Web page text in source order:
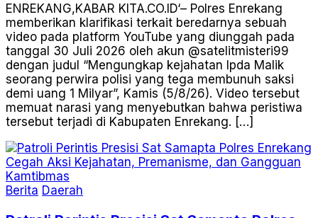
ENREKANG,KABAR KITA.CO.ID‘– Polres Enrekang
memberikan klarifikasi terkait beredarnya sebuah
video pada platform YouTube yang diunggah pada
tanggal 30 Juli 2026 oleh akun @satelitmisteri99
dengan judul “Mengungkap kejahatan Ipda Malik
seorang perwira polisi yang tega membunuh saksi
demi uang 1 Milyar”, Kamis (5/8/26). Video tersebut
memuat narasi yang menyebutkan bahwa peristiwa
tersebut terjadi di Kabupaten Enrekang. […]
Berita Daerah